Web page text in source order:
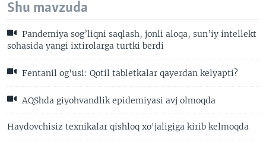
Shu mavzuda
Pandemiya sog’liqni saqlash, jonli aloqa, sun’iy intellekt
sohasida yangi ixtirolarga turtki berdi
Fentanil og'usi: Qotil tabletkalar qayerdan kelyapti?
AQShda giyohvandlik epidemiyasi avj olmoqda
Haydovchisiz texnikalar qishloq xo'jaligiga kirib kelmoqda